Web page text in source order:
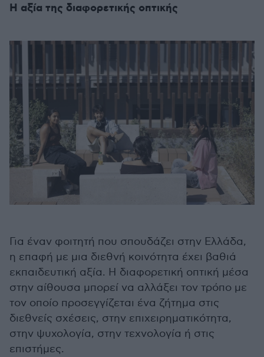
Η αξία της διαφορετικής οπτικής
Για έναν φοιτητή που σπουδάζει στην Ελλάδα,
η επαφή με μια διεθνή κοινότητα έχει βαθιά
εκπαιδευτική αξία. Η διαφορετική οπτική μέσα
στην αίθουσα μπορεί να αλλάξει τον τρόπο με
τον οποίο προσεγγίζεται ένα ζήτημα στις
διεθνείς σχέσεις, στην επιχειρηματικότητα,
στην ψυχολογία, στην τεχνολογία ή στις
επιστήμες.